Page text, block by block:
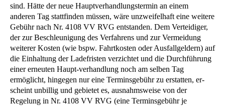
sind. Hätte der neue Hauptverhandlungstermin an einem
anderen Tag stattfinden müssen, wäre unzweifelhaft eine weitere
Gebühr nach Nr. 4108 VV RVG entstanden. Dem Verteidiger,
der zur Beschleunigung des Verfahrens und zur Vermeidung
weiterer Kosten (wie bspw. Fahrtkosten oder Ausfallgeldern) auf
die Einhaltung der Ladefristen verzichtet und die Durchführung
einer erneuten Haupt-verhandlung noch am selben Tag
ermöglicht, hingegen nur eine Terminsgebühr zu erstatten, er-
scheint unbillig und gebietet es, ausnahmsweise von der
Regelung in Nr. 4108 VV RVG (eine Terminsgebühr je